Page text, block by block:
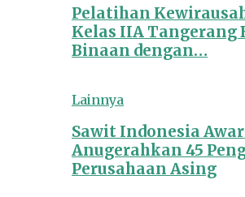
Pelatihan
Kelas IIA Tangerang
Binaan dengan…
Lainnya
Sawit Indonesia
Anugerahkan 45
Perusahaan Asing